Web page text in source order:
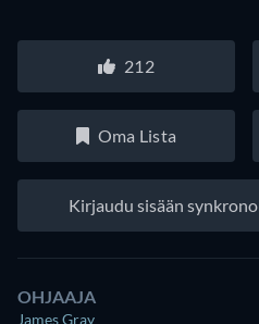
212
Oma Lista
Kirjaudu sisään
OHJAAJA
James Gray